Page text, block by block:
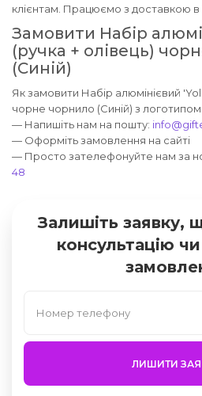
клієнтам. Працюємо з доставкою в
Замовити Набір
(ручка + олівець)
(Синій)
Як замовити Набір алюмінієвий
чорне чорнило (Синій) з логотипом
— Напишіть нам на пошту:
— Оформіть замовлення на сайті
— Просто зателефонуйте нам за
48
Залишіть заявку,
консультацію
ЛИШИТИ